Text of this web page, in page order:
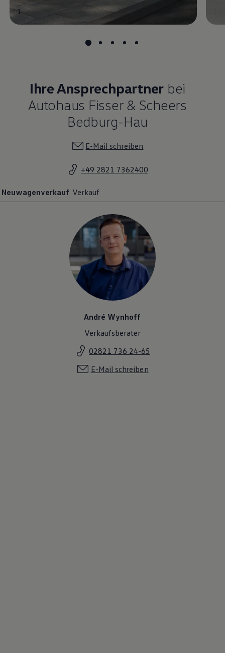
1
Ihre Ansprechpartner bei
Autohaus Fisser & Scheers
Bedburg-Hau
E-Mail schreiben
+49 2821 7362400
Neuwagenverkauf Verkauf
André Wynhoff
Verkaufsberater
02821 736 24-65
E-Mail schreiben